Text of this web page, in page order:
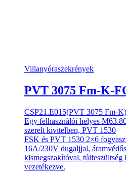
Villanyóraszekrények
PVT 3075 Fm-K-
CSP21.E015(PVT 3075 Fm-
Egy felhasználói helyes
szerelt kivitelben, PVT 1530
FSK és PVT 1530 2×6
16A/230V dugaljjal, áramvédős
kismegszakítóval, túlfeszültség
vezetékezve.